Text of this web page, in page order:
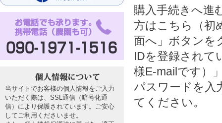
購入手続きへ進
方はこちら（初
面へ」ボタンを
IDを登録されて
様E-mailです）
パスワードを入
てください。
個人情報について
当サイトでお客様の個人情報をご入力
いただく際は、SSL通信（暗号化通
信）により保護されています。ご安心
してご利用くださいませ。